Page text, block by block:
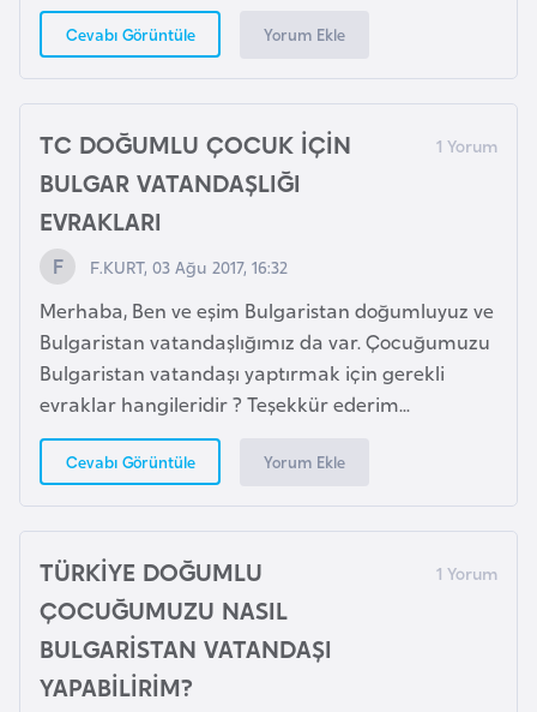
Cevabı Görüntüle Yorum Ekle
TC DOĞUMLU ÇOCUK İÇİN
BULGAR VATANDAŞLIĞI
EVRAKLARI
F.KURT, 03 Ağu 2017, 16:32
Merhaba, Ben ve eşim Bulgaristan doğumluyuz ve
Bulgaristan vatandaşlığımız da var. Çocuğumuzu
Bulgaristan vatandaşı yaptırmak için gerekli
evraklar hangileridir ? Teşekkür ederim...
Cevabı Görüntüle Yorum Ekle
TÜRKİYE DOĞUMLU
ÇOCUĞUMUZU NASIL
BULGARİSTAN VATANDAŞI
YAPABİLİRİM?
n
E
t
o
n
a
E
t
i
y
p
y
a
F
i
l